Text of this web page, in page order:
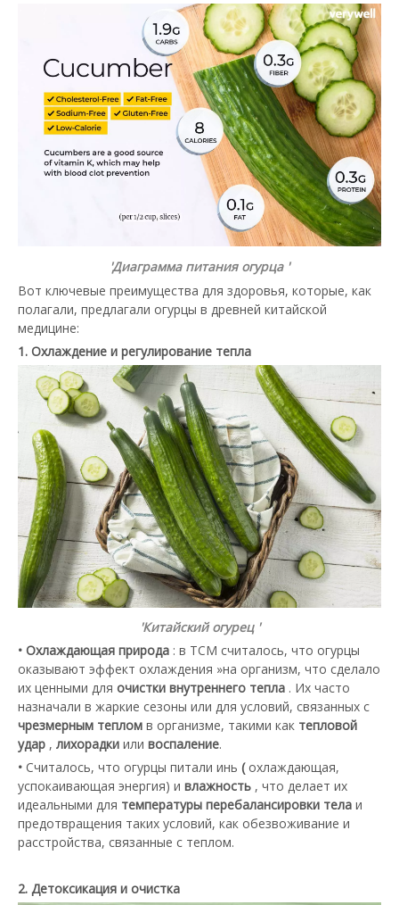
'Диаграмма питания огурца '
Вот ключевые преимущества для здоровья, которые, как
полагали, предлагали огурцы в древней китайской
медицине:
1. Охлаждение и регулирование тепла
'Китайский огурец '
• Охлаждающая природа : в TCM считалось, что огурцы
оказывают эффект охлаждения »на организм, что сделало
их ценными для очистки внутреннего тепла . Их часто
назначали в жаркие сезоны или для условий, связанных с
чрезмерным теплом в организме, такими как тепловой
удар , лихорадки или воспаление.
• Считалось, что огурцы питали инь ( охлаждающая,
успокаивающая энергия) и влажность , что делает их
идеальными для температуры перебалансировки тела и
предотвращения таких условий, как обезвоживание и
расстройства, связанные с теплом.
2. Детоксикация и очистка